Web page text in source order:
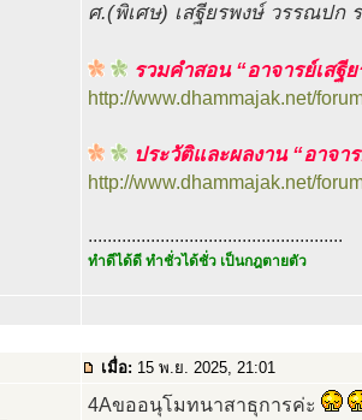
ศ.(พิเศษ) เสฐียรพงษ์ วรรณป
รวมคำสอน “อาจารย์เสฐี
http://www.dhammajak.net/
ประวัติและผลงาน “อาจา
http://www.dhammajak.net/
.....................................................
ทำดีได้ดี ทำชั่วได้ชั่ว เป็นกฎตายตัว
เมื่อ: 15 พ.ย. 2025, 21:01
4Aขออนุโมทนาสาธุการค่ะ